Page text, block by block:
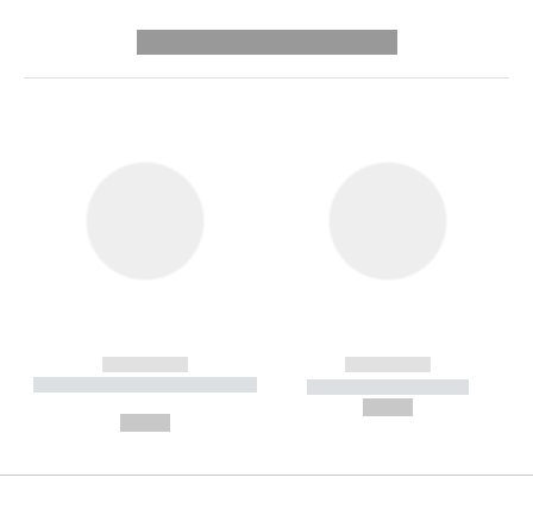
------------
----------- ----------- --------
------------
----------- -----------